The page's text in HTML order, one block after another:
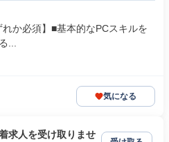
か必須】■基本的なPCスキルを
...
気になる
求人を受け取りませ